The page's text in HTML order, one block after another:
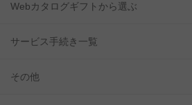
Webカタログギフトから選ぶ
サービス手続き一覧
その他